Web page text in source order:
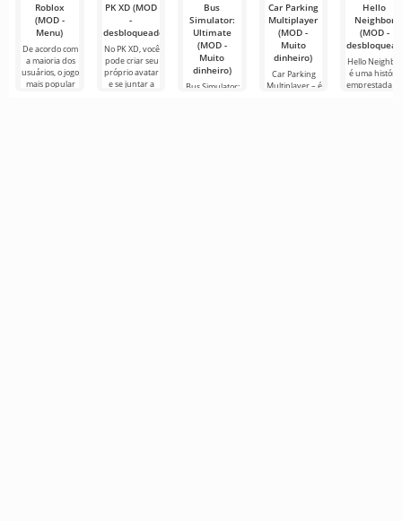
Roblox
(MOD -
Menu)
De acordo com
a maioria dos
usuários, o jogo
mais popular
PK XD (MOD
-
desbloqueado)
No PK XD, você
pode criar seu
próprio avatar
e se juntar a
Bus
Simulator:
Ultimate
(MOD -
Muito
dinheiro)
Bus Simulator:
Car Parking
Multiplayer
(MOD -
Muito
dinheiro)
Car Parking
Multiplayer – é
Hello
Neighbor
(MOD -
Hello
é uma história
emprestada